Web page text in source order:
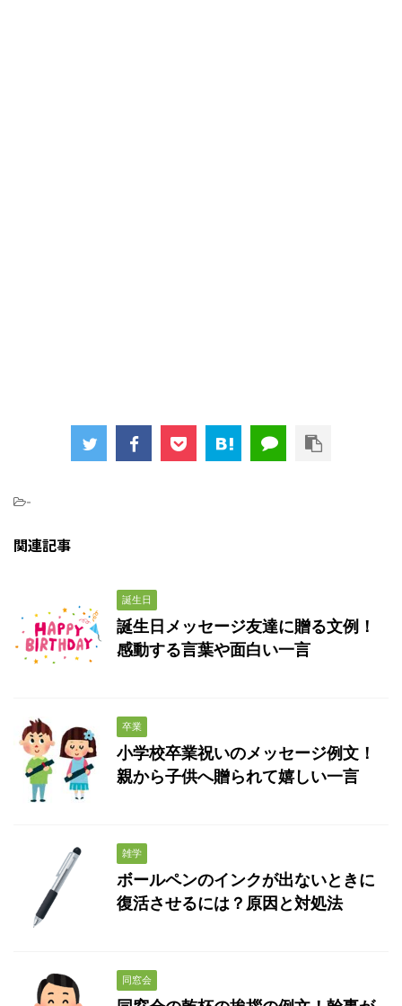
-
関連記事
誕生日
誕生日メッセージ友達に贈る文例！
感動する言葉や面白い一言
卒業
小学校卒業祝いのメッセージ例文！
親から子供へ贈られて嬉しい一言
雑学
ボールペンのインクが出ないときに
復活させるには？原因と対処法
同窓会